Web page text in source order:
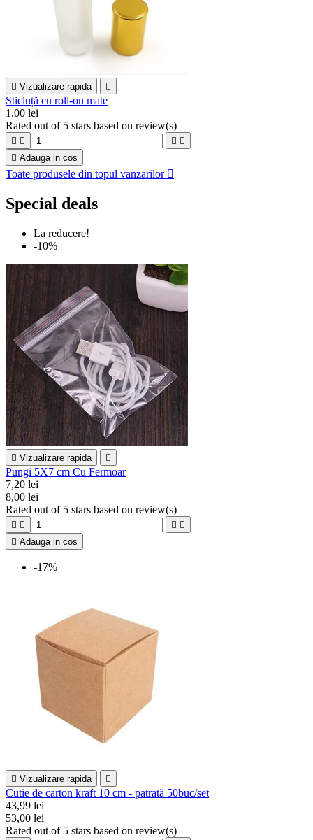
 Vizualizare rapida 
Sticluță cu roll-on mate
1,00 lei
Rated out of 5 stars based on review(s)
   
 Adauga in cos
Toate produsele din topul vanzarilor 
Special deals
La reducere!
-10%
 Vizualizare rapida 
Pungi 5X7 cm Cu Fermoar
7,20 lei
8,00 lei
Rated out of 5 stars based on review(s)
   
 Adauga in cos
-17%
 Vizualizare rapida 
Cutie de carton kraft 10 cm - patrată 50buc/set
43,99 lei
53,00 lei
Rated out of 5 stars based on review(s)